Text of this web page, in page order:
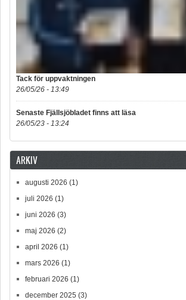
Tack för uppvaktningen
26/05/26 - 13:49
Senaste Fjällsjöbladet finns att läsa
26/05/23 - 13:24
ARKIV
augusti 2026 (1)
juli 2026 (1)
juni 2026 (3)
maj 2026 (2)
april 2026 (1)
mars 2026 (1)
februari 2026 (1)
december 2025 (3)